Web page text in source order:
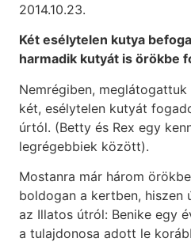
2014.10.23.
Két esélytelen kutya
harmadik kutyát is örökbe
Nemrégiben,
két, esélytelen kutyát
úrtól. (Betty és Rex egy
legrégebbiek között).
Mostanra már három
boldogan a kertben, hiszen
az Illatos útról: Benike egy
a tulajdonosa adott le